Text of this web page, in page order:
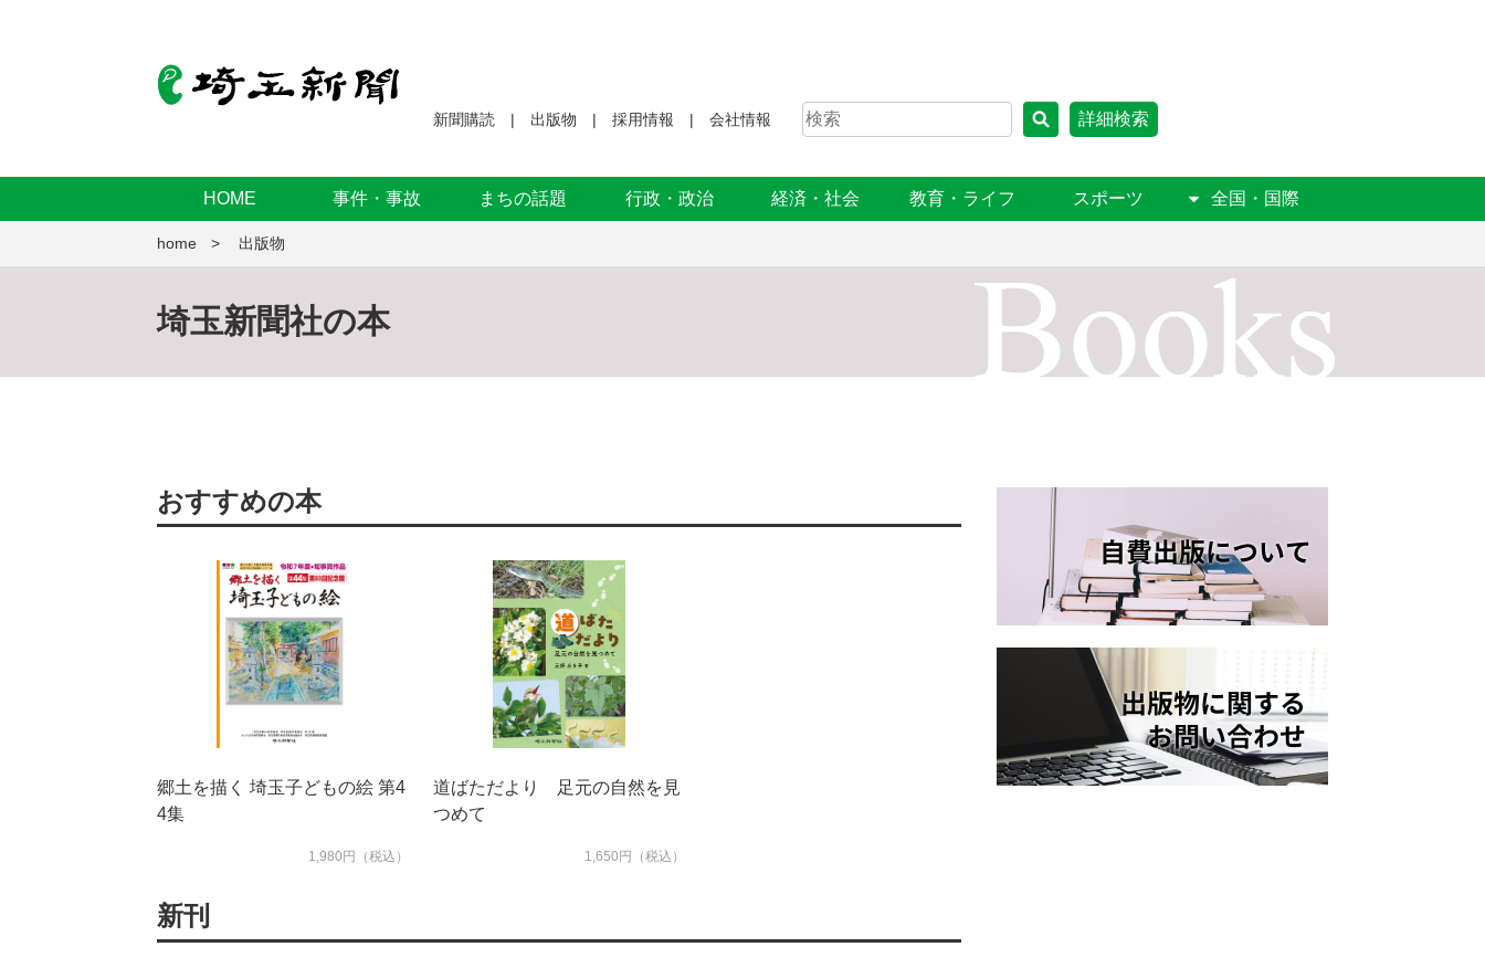
新聞購読 出版物 採用情報 会社情報 詳細検索
HOME 事件・事故 まちの話題 行政・政治 経済・社会 教育・ライフ スポーツ 全国・国際
home 出版物
埼玉新聞社の本
おすすめの本
郷土を描く 埼玉子どもの絵 第4
4集
1,980円（税込）
道ばただより 足元の自然を見
つめて
1,650円（税込）
新刊